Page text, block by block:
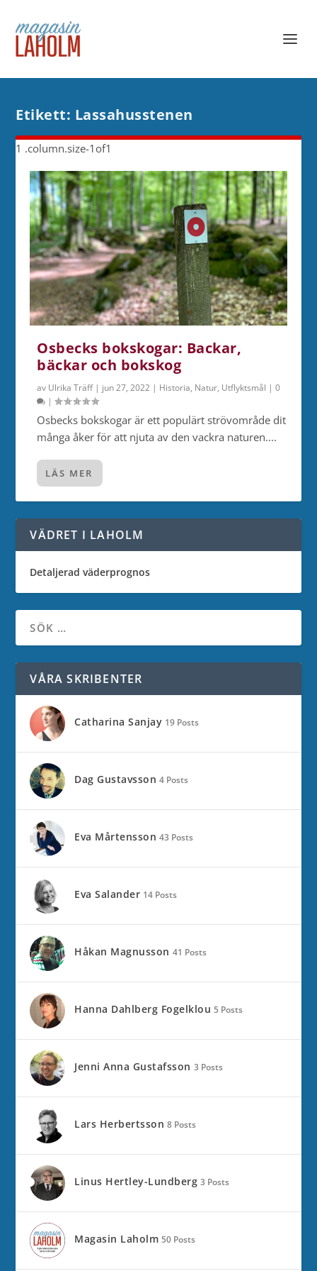
Etikett: Lassahusstenen
Osbecks bokskogar: Backar,
bäckar och bokskog
av Ulrika Träff| jun 27, 2022 | Historia, Natur, Utflyktsmål |0
|
Osbecks bokskogar är ett populärt strövområde dit
många åker för att njuta av den vackra naturen....
LÄS MER
VÄDRET I LAHOLM
Detaljerad väderprognos
VÅRA SKRIBENTER
Catharina Sanjay 19 Posts
Dag Gustavsson 4 Posts
Eva Mårtensson 43 Posts
Eva Salander 14 Posts
Håkan Magnusson 41 Posts
Hanna Dahlberg Fogelklou 5 Posts
Jenni Anna Gustafsson 3 Posts
Lars Herbertsson 8 Posts
Linus Hertley-Lundberg 3 Posts
Magasin Laholm 50 Posts